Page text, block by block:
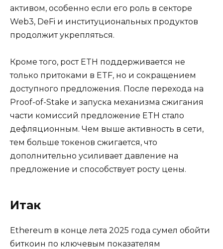
активом, особенно если его роль в секторе
Web3, DeFi и институциональных продуктов
продолжит укрепляться.
Кроме того, рост ETH поддерживается не
только притоками в ETF, но и сокращением
доступного предложения. После перехода на
Proof-of-Stake и запуска механизма сжигания
части комиссий предложение ETH стало
дефляционным. Чем выше активность в сети,
тем больше токенов сжигается, что
дополнительно усиливает давление на
предложение и способствует росту цены.
Итак
Ethereum в конце лета 2025 года сумел обойти
биткоин по ключевым показателям